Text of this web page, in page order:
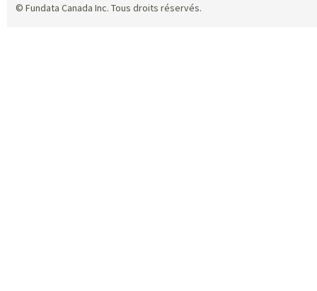
© Fundata Canada Inc. Tous droits réservés.